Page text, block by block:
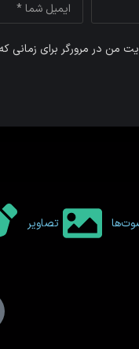
من در مرورگر برای زمانی
تصاویر